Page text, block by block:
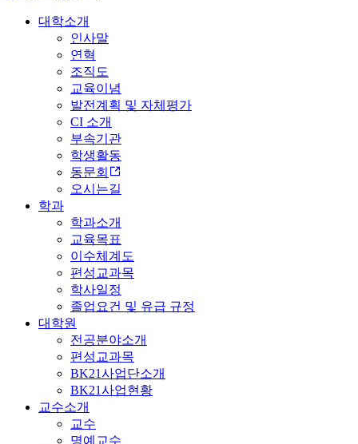
대학소개
인사말
연혁
조직도
교육이념
발전계획 및 자체평가
CI 소개
부속기관
학생활동
동문회
오시는길
학과
학과소개
교육목표
이수체계도
편성교과목
학사일정
졸업요건 및 유급 규정
대학원
전공분야소개
편성교과목
BK21사업단소개
BK21사업현황
교수소개
교수
명예교수